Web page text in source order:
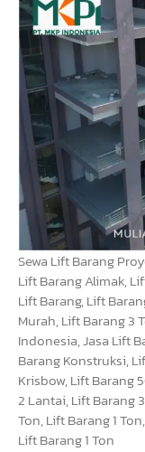
Sewa Lift Barang
Lift Barang Alimak,
Lift Barang, Lift
Murah, Lift Barang 3
Indonesia, Jasa Lift
Barang Konstruksi,
Krisbow, Lift Barang
2 Lantai, Lift Barang
Ton, Lift Barang 1
Lift Barang 1 Ton